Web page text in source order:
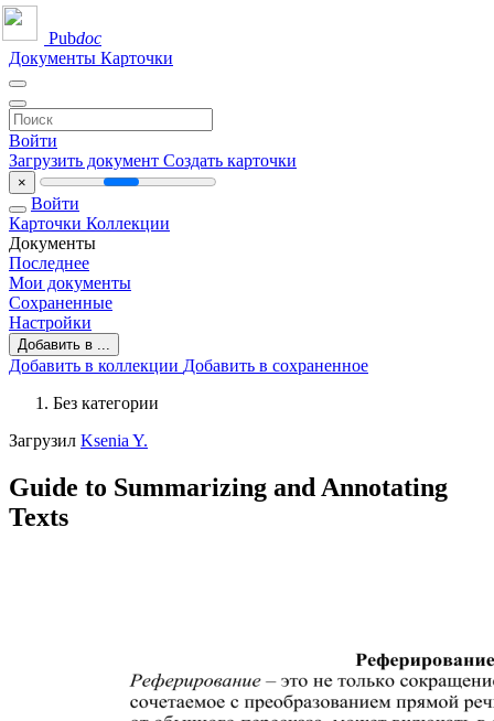
Pubdoc
Документы Карточки
Войти
Загрузить документ Создать карточки
×
Войти
Карточки Коллекции
Документы
Последнее
Мои документы
Сохраненные
Настройки
Добавить в ...
Добавить в коллекции Добавить в сохраненное
Без категории
Загрузил Ksenia Y.
Guide to Summarizing and Annotating
Texts